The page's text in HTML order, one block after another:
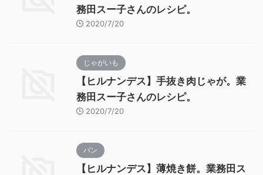
務田スー子さんのレシピ。
2020/7/20
じゃがいも
【ヒルナンデス】手抜き肉じゃが。業
務田スー子さんのレシピ。
2020/7/20
パン
【ヒルナンデス】薄焼き餅。業務田ス